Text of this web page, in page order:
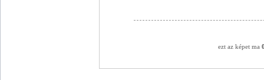
ezt az képet ma